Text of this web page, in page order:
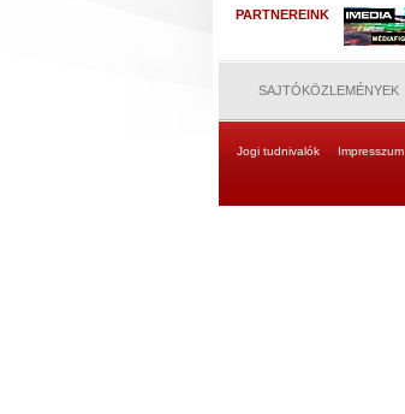
PARTNEREINK
SAJTÓKÖZLEMÉNYEK
Jogi tudnivalók Impresszum